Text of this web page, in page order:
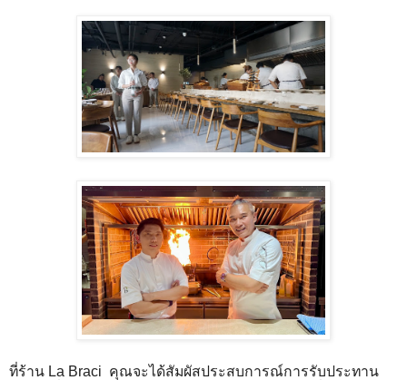
ที่ร้าน La Braci คุณจะได้สัมผัสประสบการณ์การรับประทาน